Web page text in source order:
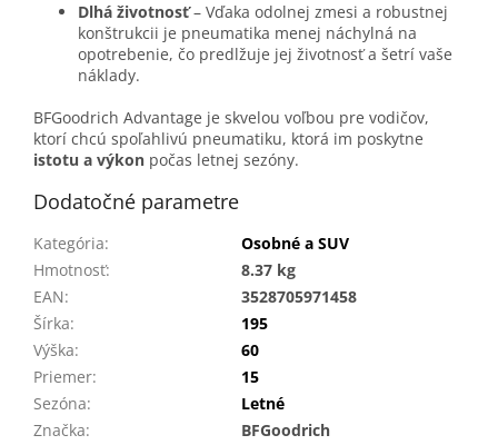
Dlhá životnosť– Vďaka odolnej zmesi a robustnej
konštrukcii je pneumatika menej náchylná na
opotrebenie, čo predlžuje jej životnosť a šetrí vaše
náklady.
BFGoodrich Advantage je skvelou voľbou pre vodičov,
ktorí chcú spoľahlivú pneumatiku, ktorá im poskytne
istotu a výkon počas letnej sezóny.
Dodatočné parametre
Kategória:
Osobné a SUV
Hmotnosť:
8.37 kg
EAN:
3528705971458
Šírka:
195
Výška:
60
Priemer:
15
Sezóna:
Letné
Značka:
BFGoodrich